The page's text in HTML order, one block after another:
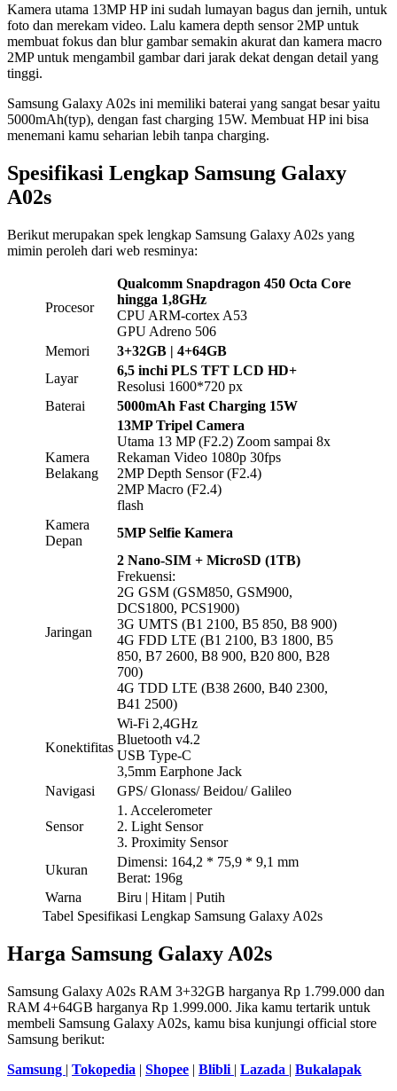
Kamera utama 13MP HP ini sudah lumayan bagus dan jernih, untuk
foto dan merekam video. Lalu kamera depth sensor 2MP untuk
membuat fokus dan blur gambar semakin akurat dan kamera macro
2MP untuk mengambil gambar dari jarak dekat dengan detail yang
tinggi.
Samsung Galaxy A02s ini memiliki baterai yang sangat besar yaitu
5000mAh(typ), dengan fast charging 15W. Membuat HP ini bisa
menemani kamu seharian lebih tanpa charging.
Spesifikasi Lengkap Samsung Galaxy
A02s
Berikut merupakan spek lengkap Samsung Galaxy A02s yang
mimin peroleh dari web resminya:
Procesor
Qualcomm Snapdragon 450 Octa Core
hingga 1,8GHz
CPU ARM-cortex A53
GPU Adreno 506
Memori
3+32GB | 4+64GB
Layar
6,5 inchi PLS TFT LCD HD+
Resolusi 1600*720 px
Baterai
5000mAh Fast Charging 15W
Kamera
Belakang
13MP Tripel Camera
Utama 13 MP (F2.2) Zoom sampai 8x
Rekaman Video 1080p 30fps
2MP Depth Sensor (F2.4)
2MP Macro (F2.4)
flash
Kamera
Depan
5MP Selfie Kamera
Jaringan
2 Nano-SIM + MicroSD (1TB)
Frekuensi:
2G GSM (GSM850, GSM900,
DCS1800, PCS1900)
3G UMTS (B1 2100, B5 850, B8 900)
4G FDD LTE (B1 2100, B3 1800, B5
850, B7 2600, B8 900, B20 800, B28
700)
4G TDD LTE (B38 2600, B40 2300,
B41 2500)
Konektifitas
Wi-Fi 2,4GHz
Bluetooth v4.2
USB Type-C
3,5mm Earphone Jack
Navigasi
GPS/ Glonass/ Beidou/ Galileo
Sensor
1. Accelerometer
2. Light Sensor
3. Proximity Sensor
Ukuran
Dimensi: 164,2 * 75,9 * 9,1 mm
Berat: 196g
Warna
Biru | Hitam | Putih
Tabel Spesifikasi Lengkap Samsung Galaxy A02s
Harga Samsung Galaxy A02s
Samsung Galaxy A02s RAM 3+32GB harganya Rp 1.799.000 dan
RAM 4+64GB harganya Rp 1.999.000. Jika kamu tertarik untuk
membeli Samsung Galaxy A02s, kamu bisa kunjungi official store
Samsung berikut:
Samsung | Tokopedia | Shopee | Blibli | Lazada | Bukalapak